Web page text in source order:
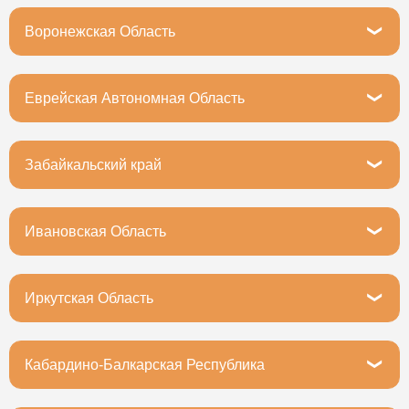
Вологда, Зосимовская улица, 75с2
Воронежская Область
Воронеж, проспект Труда, 46А
Еврейская Автономная Область
Еврейская автономная область, Биробиджан,
Пионерская улица, 66Б
Забайкальский край
Чита, Малая улица, 4с1
Ивановская Область
Иваново, улица Багаева, 14к2
Иркутская Область
Иркутск, улица Мухиной, 8
Кабардино-Балкарская Республика